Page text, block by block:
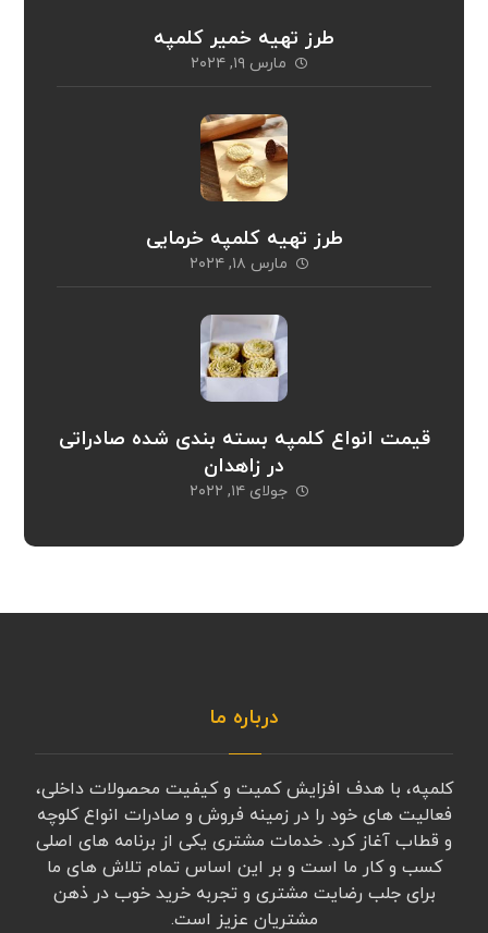
طرز تهیه خمیر کلمپه
مارس ۱۹, ۲۰۲۴
طرز تهیه کلمپه خرمایی
مارس ۱۸, ۲۰۲۴
قیمت انواع کلمپه بسته بندی شده صادراتی
در زاهدان
جولای ۱۴, ۲۰۲۲
درباره ما
کلمپه، با هدف افزایش کمیت و کیفیت محصولات داخلی،
فعالیت های خود را در زمینه فروش و صادرات انواع کلوچه
و قطاب آغاز کرد. خدمات مشتری یکی از برنامه های اصلی
کسب و کار ما است و بر این اساس تمام تلاش های ما
برای جلب رضایت مشتری و تجربه خرید خوب در ذهن
مشتریان عزیز است.